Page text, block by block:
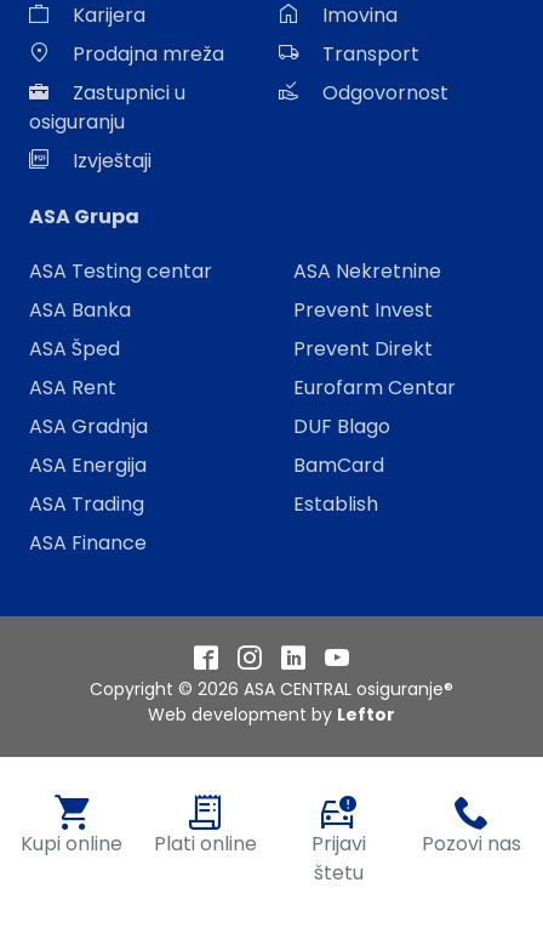
Karijera
Prodajna mreža
Zastupnici u
osiguranju
Izvještaji
Imovina
Transport
Odgovornost
ASA Grupa
ASA Testing centar
ASA Banka
ASA Šped
ASA Rent
ASA Gradnja
ASA Energija
ASA Trading
ASA Finance
ASA Nekretnine
Prevent Invest
Prevent Direkt
Eurofarm Centar
DUF Blago
BamCard
Establish
FacebookInstagram
LinkedInYouTube
Copyright © 2026 ASA CENTRAL osiguranje®
Web development by Leftor
Kupi online Plati online
Prijavi
štetu
Pozovi nas